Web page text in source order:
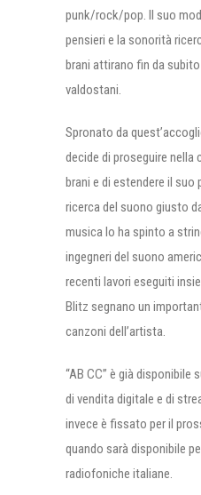
punk/rock/pop. Il suo
pensieri e la sonorità
brani attirano fin da
valdostani.
Spronato da
decide di proseguire nella
brani e di estendere il suo
ricerca del suono giusto
musica lo ha spinto a
ingegneri del suono
recenti lavori eseguiti
Blitz segnano un
canzoni dell’artista.
“AB CC” è già
di vendita digitale e di
invece è fissato per il
quando sarà disponibile
radiofoniche italiane.